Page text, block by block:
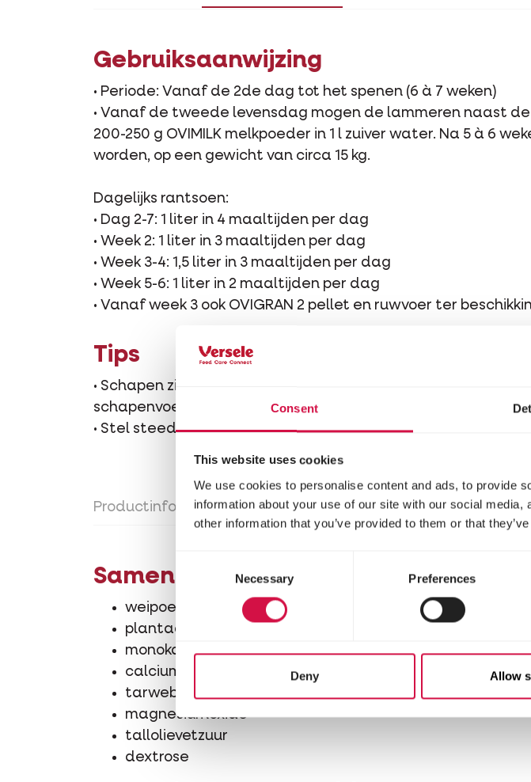
Consent
This website uses cookies
We use cookies to personalise content and ads, to provide
information about your use of our site with our social
other information that you’ve provided to them or that
Necessary Preferences
Deny Allow
Gebruiksaanwijzing
• Periode: Vanaf de 2de dag tot het spenen (6 à 7 weken)
• Vanaf de tweede levensdag mogen de lammeren naast de
200-250 g OVIMILK melkpoeder in 1 l zuiver water. Na 5 à 6
worden, op een gewicht van circa 15 kg.
Dagelijks rantsoen:
• Dag 2-7: 1 liter in 4 maaltijden per dag
• Week 2: 1 liter in 3 maaltijden per dag
• Week 3-4: 1,5 liter in 3 maaltijden per dag
• Week 5-6: 1 liter in 2 maaltijden per dag
• Vanaf week 3 ook OVIGRAN 2 pellet en ruwvoer ter
Tips
• Schapen zijn zeer gevoelig voor kopervergiftiging. Geef
schapenvoeders uit het OVI gamma.
• Stel steeds vers water vrij ter beschikking.
Productinfo Gebruiksaanwijzing Bestanddelen
Samenstelling
weipoeder
plantaardige olie (palm, kokos, raap)
monokaliumfosfaat
calciumcarbonaat
tarwebloem
magnesiumoxide
tallolievetzuur
dextrose